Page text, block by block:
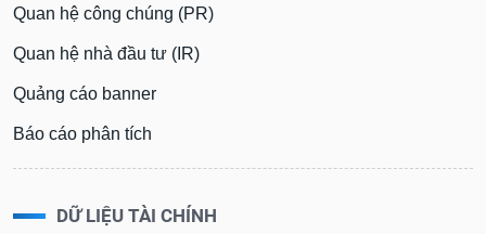
Quan hệ công chúng (PR)
Quan hệ nhà đầu tư (IR)
Quảng cáo banner
Báo cáo phân tích
DỮ LIỆU TÀI CHÍNH